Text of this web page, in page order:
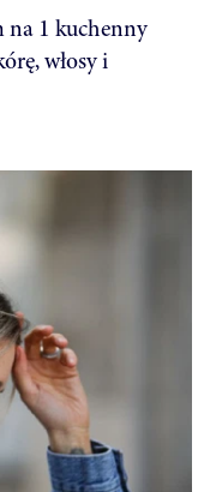
na 1 kuchenny
włosy i